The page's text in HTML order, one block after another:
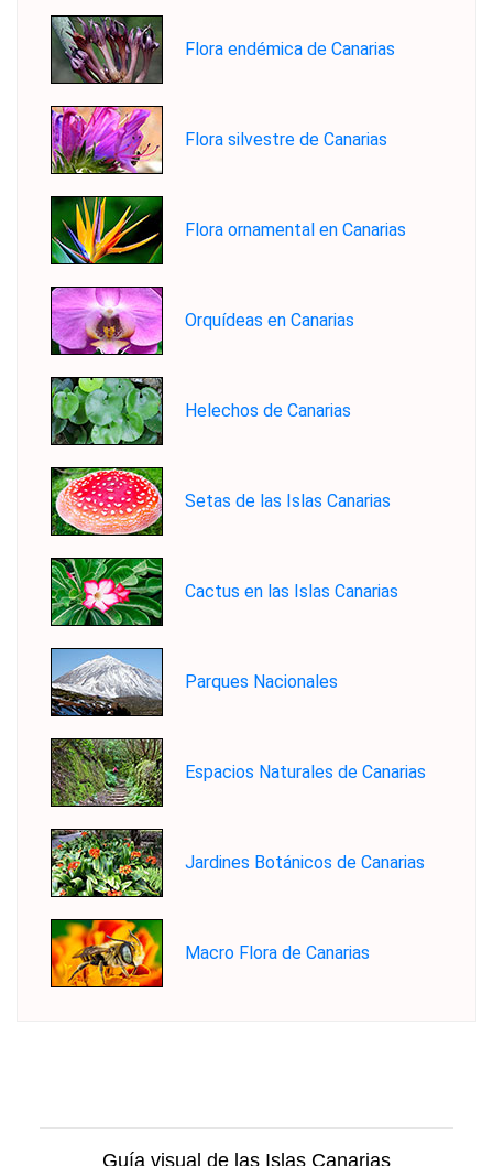
Flora endémica de Canarias
Flora silvestre de Canarias
Flora ornamental en Canarias
Orquídeas en Canarias
Helechos de Canarias
Setas de las Islas Canarias
Cactus en las Islas Canarias
Parques Nacionales
Espacios Naturales de Canarias
Jardines Botánicos de Canarias
Macro Flora de Canarias
Guía visual de las Islas Canarias